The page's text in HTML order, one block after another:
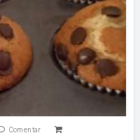
Comentar